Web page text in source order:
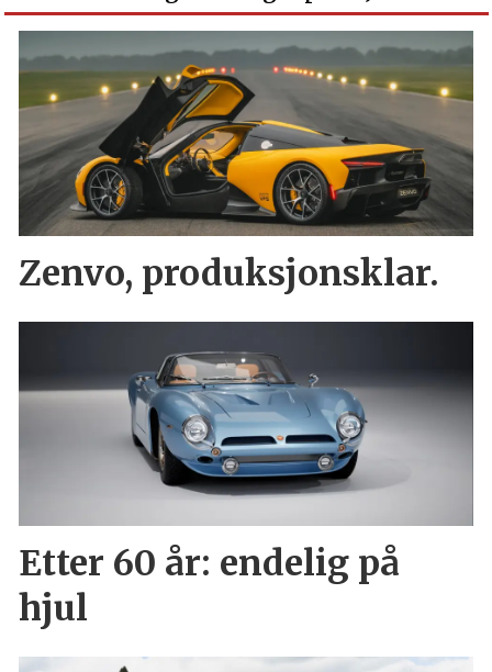
Zenvo, produksjonsklar.
Etter 60 år: endelig på
hjul